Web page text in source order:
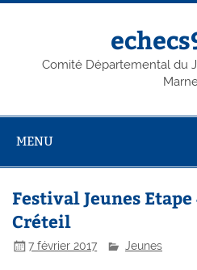
Skip
Comité Départemental du
MENU
Festival Jeunes
Créteil
7 février 2017 Jeunes